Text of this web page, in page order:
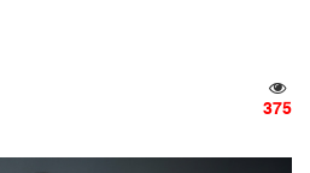
375